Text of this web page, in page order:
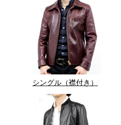
シングル（襟付き）